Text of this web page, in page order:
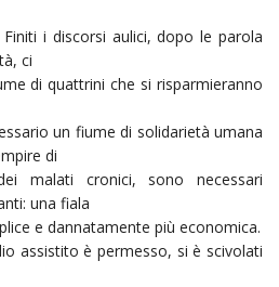
i discorsi aulici, dopo le parola
ci
di quattrini che si risparmieranno
un fiume di solidarietà umana
di
malati cronici, sono necessari
una fiala
e dannatamente più economica.
assistito è permesso, si è scivolati